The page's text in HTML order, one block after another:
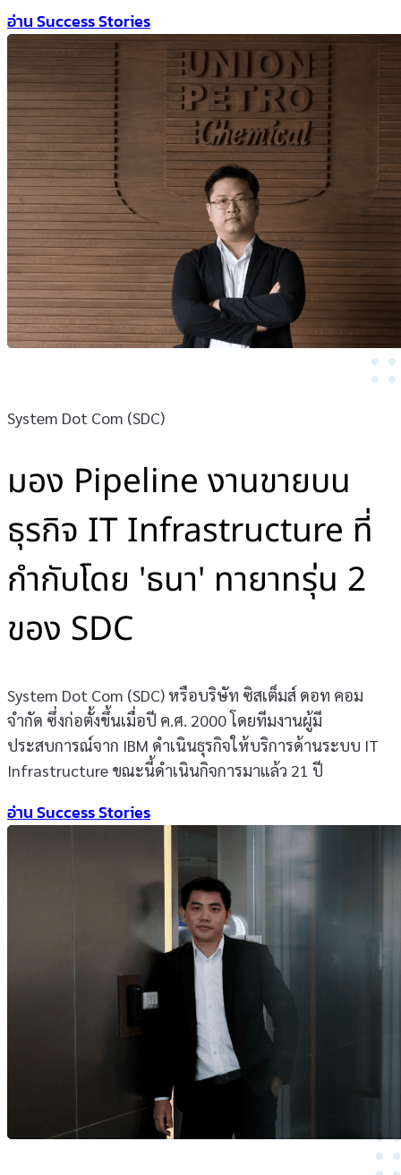
อ่าน Success Stories
System Dot Com (SDC)
มอง Pipeline งานขายบน
ธุรกิจ IT Infrastructure ที่
กำกับโดย 'ธนา' ทายาทรุ่น 2
ของ SDC
System Dot Com (SDC) หรือบริษัท ซิสเต็มส์ ดอท คอม
จำกัด ซึ่งก่อตั้งขึ้นเมื่อปี ค.ศ. 2000 โดยทีมงานผู้มี
ประสบการณ์จาก IBM ดำเนินธุรกิจให้บริการด้านระบบ IT
Infrastructure ขณะนี้ดำเนินกิจการมาแล้ว 21 ปี
อ่าน Success Stories